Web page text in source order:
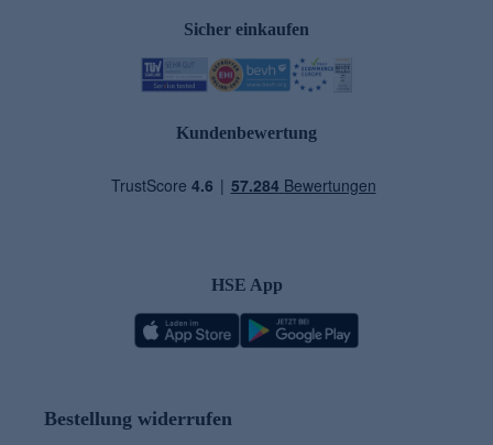
Sicher einkaufen
Kundenbewertung
HSE App
Bestellung widerrufen